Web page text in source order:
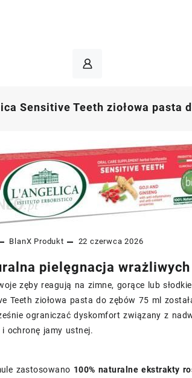
Sensitive Teeth ziołowa pasta
BlanX Produkt 22 czerwca 2026
pielęgnacja
zęby reagują na zimne, gorące lub
Teeth ziołowa pasta do zębów 75 ml
ograniczać dyskomfort związany z
i ochronę jamy ustnej.
zastosowano 100% naturalne ekstrakty